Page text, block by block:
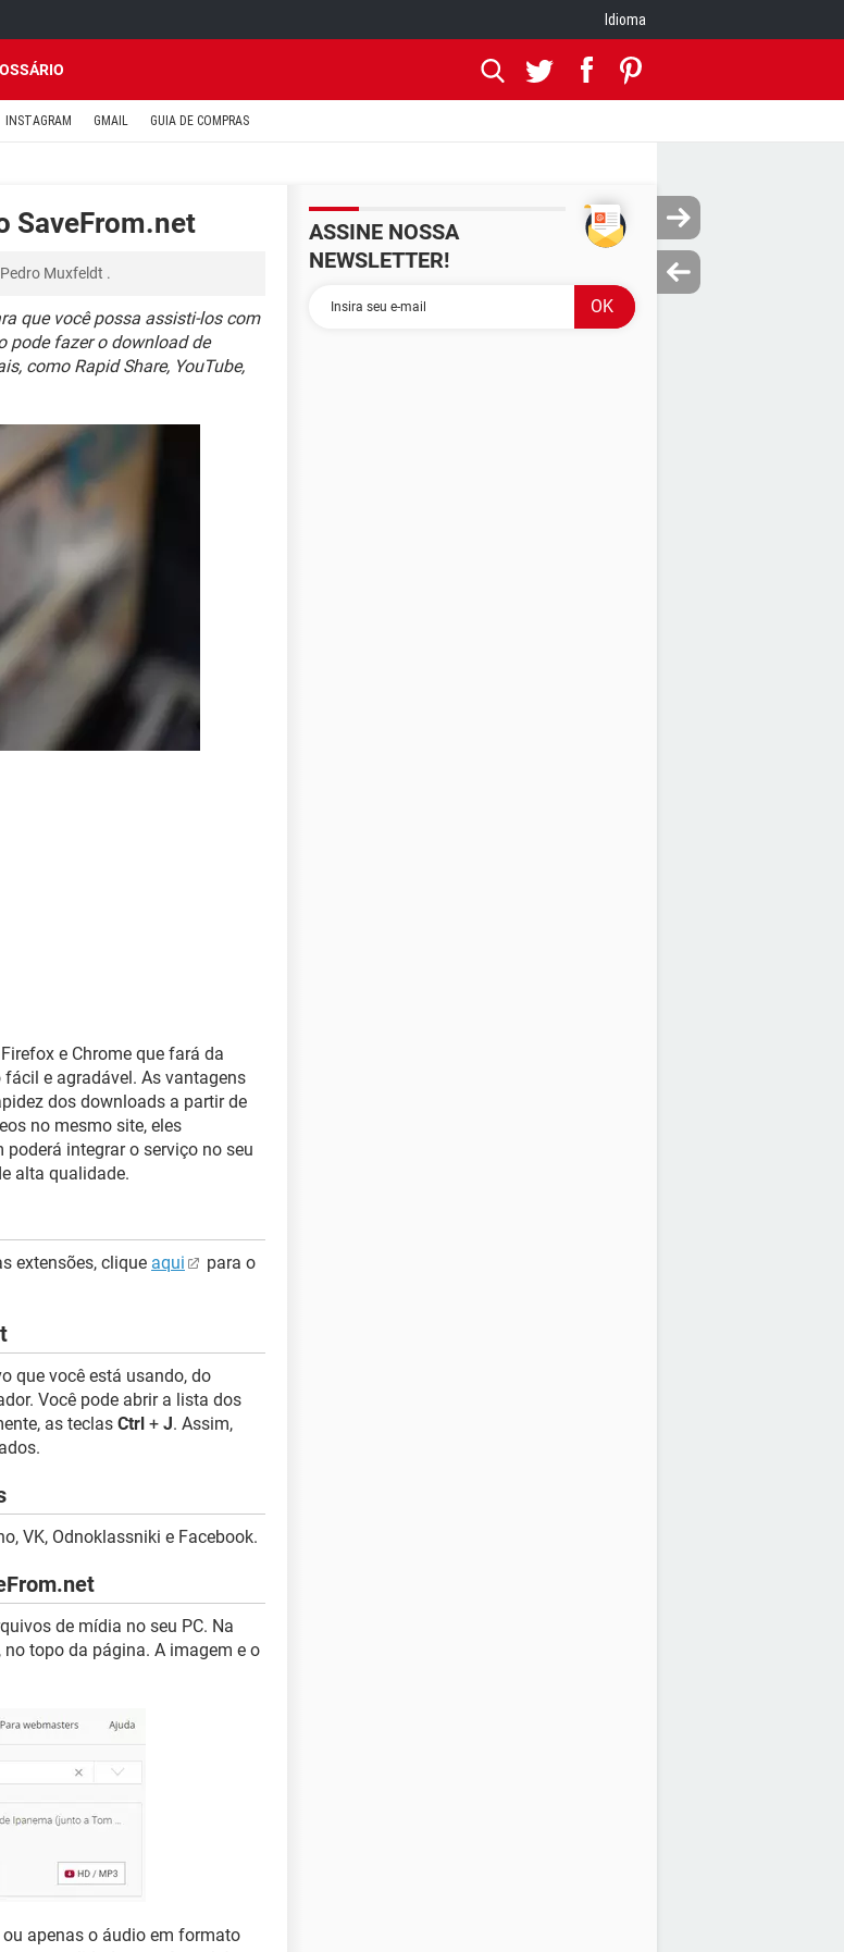
Idioma
INSTAGRAM GMAIL GUIA DE COMPRAS
SaveFrom.net
Pedro Muxfeldt .
que você possa assisti-los com
pode fazer o download de
como Rapid Share, YouTube,
e Chrome que fará da
e agradável. As vantagens
dos downloads a partir de
no mesmo site, eles
integrar o serviço no seu
alta qualidade.
extensões, clique aqui
para o
que você está usando, do
Você pode abrir a lista dos
as teclas Ctrl + J. Assim,
VK, Odnoklassniki e Facebook.
de mídia no seu PC. Na
no topo da página. A imagem e o
apenas o áudio em formato
ASSINE NOSSA
NEWSLETTER!